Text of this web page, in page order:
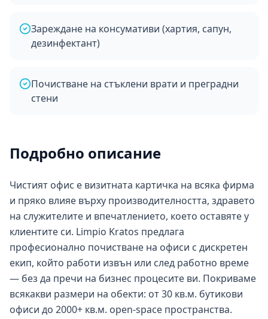
Зареждане на консумативи (хартия, сапун,
дезинфектант)
Почистване на стъклени врати и преградни
стени
Подробно описание
Чистият офис е визитната картичка на всяка фирма
и пряко влияе върху производителността, здравето
на служителите и впечатлението, което оставяте у
клиентите си. Limpio Kratos предлага
професионално почистване на офиси с дискретен
екип, който работи извън или след работно време
— без да пречи на бизнес процесите ви. Покриваме
всякакви размери на обекти: от 30 кв.м. бутикови
офиси до 2000+ кв.м. open-space пространства.